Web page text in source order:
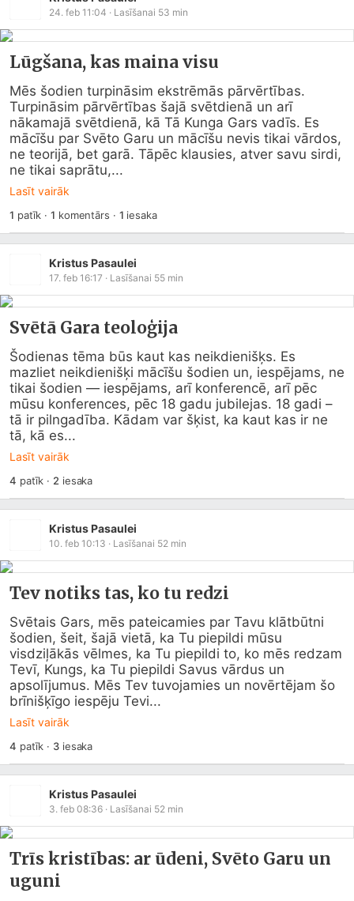
24. feb 11:04 · Lasīšanai 53 min
Lūgšana, kas maina visu
Mēs šodien turpināsim ekstrēmās pārvērtības.
Turpināsim pārvērtības šajā svētdienā un arī
nākamajā svētdienā, kā Tā Kunga Gars vadīs. Es
mācīšu par Svēto Garu un mācīšu nevis tikai vārdos,
ne teorijā, bet garā. Tāpēc klausies, atver savu sirdi,
ne tikai saprātu,...
Lasīt vairāk
1 patīk ·1 komentārs · 1 iesaka
Kristus Pasaulei
17. feb 16:17 · Lasīšanai 55 min
Svētā Gara teoloģija
Šodienas tēma būs kaut kas neikdienišķs. Es
mazliet neikdienišķi mācīšu šodien un, iespējams, ne
tikai šodien — iespējams, arī konferencē, arī pēc
mūsu konferences, pēc 18 gadu jubilejas. 18 gadi –
tā ir pilngadība. Kādam var šķist, ka kaut kas ir ne
tā, kā es...
Lasīt vairāk
4 patīk · 2 iesaka
Kristus Pasaulei
10. feb 10:13 · Lasīšanai 52 min
Tev notiks tas, ko tu redzi
Svētais Gars, mēs pateicamies par Tavu klātbūtni
šodien, šeit, šajā vietā, ka Tu piepildi mūsu
visdziļākās vēlmes, ka Tu piepildi to, ko mēs redzam
Tevī, Kungs, ka Tu piepildi Savus vārdus un
apsolījumus. Mēs Tev tuvojamies un novērtējam šo
brīnišķīgo iespēju Tevi...
Lasīt vairāk
4 patīk · 3iesaka
Kristus Pasaulei
3. feb 08:36 · Lasīšanai 52 min
Trīs kristības: ar ūdeni, Svēto Garu un
uguni